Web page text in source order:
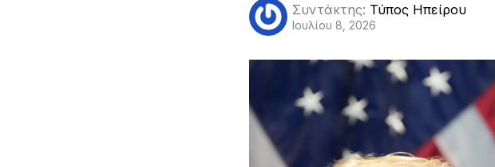
Συντάκτης: Τύπος Ηπείρου
Ιουλίου 8, 2026